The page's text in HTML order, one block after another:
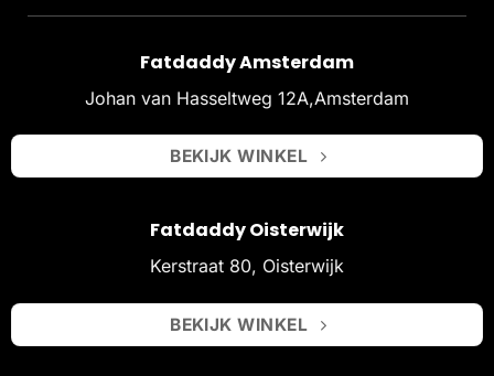
Fatdaddy Amsterdam
Johan van Hasseltweg 12A,Amsterdam
BEKIJK WINKEL
Fatdaddy Oisterwijk
Kerstraat 80, Oisterwijk
BEKIJK WINKEL